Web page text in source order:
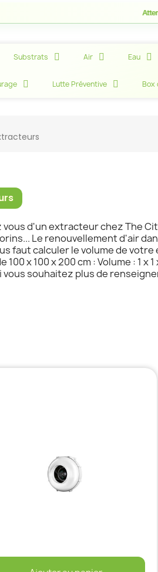
Attention, la
Substrats Air Eau
Lutte Préventive Box
d'un extracteur chez The
Le renouvellement d'air
calculer le volume de votre
x 100 x 200 cm : Volume : 1 x
souhaitez plus de